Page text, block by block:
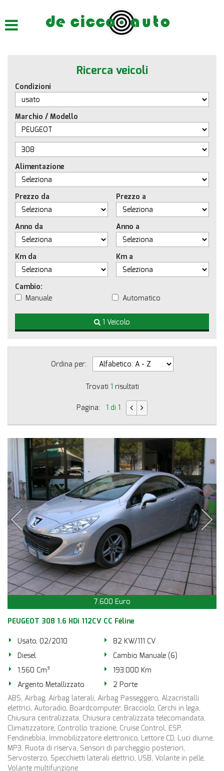
ACQUISTIAMO USATO
ASSISTENZA
CONTATTI
Ricerca veicoli
Condizioni
Marchio / Modello
Alimentazione
Prezzo da Prezzo a
Anno da Anno a
Km da Km a
Cambio:
Manuale
Automatico
1 Veicolo
Ordina per:
Trovati 1 risultati
Pagina: 1 di 1
7.600 Euro
PEUGEOT 308 1.6 HDi 112CV CC Féline
Usato, 02/2010
82 KW/111 CV
Diesel
Cambio Manuale (6)
1.560 Cm³
193.000 Km
Argento Metallizzato
2 Porte
ABS, Airbag, Airbag laterali, Airbag Passeggero, Alzacristalli
elettrici, Autoradio, Boardcomputer, Bracciolo, Cerchi in lega,
Chiusura centralizzata, Chiusura centralizzata telecomandata,
Climatizzatore, Controllo trazione, Cruise Control, ESP,
Fendinebbia, Immobilizzatore elettronico, Lettore CD, Luci diurne,
MP3, Ruota di riserva, Sensori di parcheggio posteriori,
Servosterzo, Specchietti laterali elettrici, USB, Volante in pelle,
Volante multifunzione